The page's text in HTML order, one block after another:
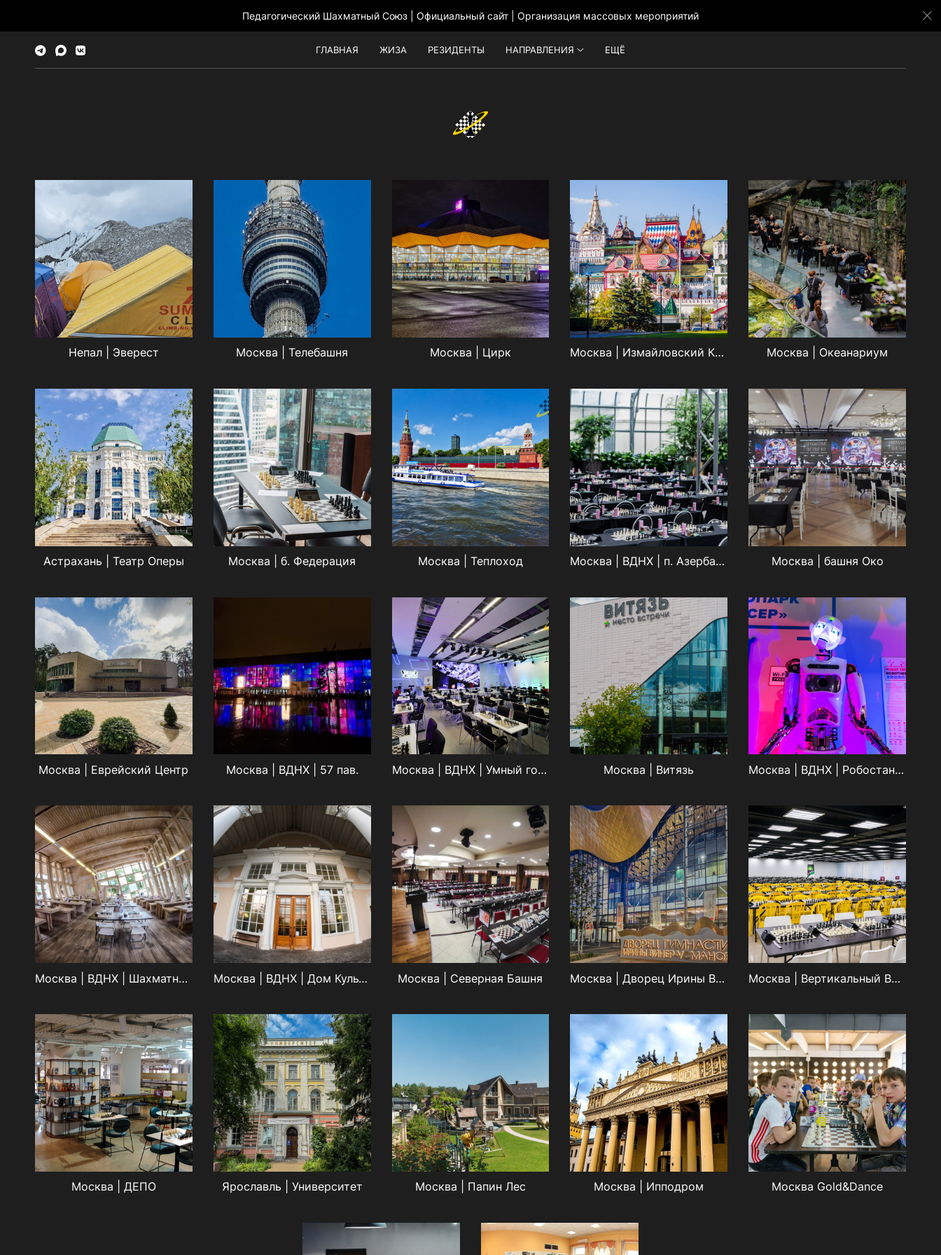
ГЛАВНАЯ ЖИЗА РЕЗИДЕНТЫ НАПРАВЛЕНИЯ ЕЩЁ
Непал | Эверест Москва | Телебашня Москва | Цирк Москва | Измайловский Кремль Москва | Океанариум
Астрахань | Театр Оперы Москва | б. Федерация Москва | Теплоход Москва | ВДНХ | п. Азербайджан Москва | башня Око
Москва | Еврейский Центр Москва | ВДНХ | 57 пав. Москва | ВДНХ | Умный город Москва | Витязь Москва | ВДНХ | Робостанция
Москва | ВДНХ | Шахматный пав. Москва | ВДНХ | Дом Культуры Москва | Северная Башня Москва | Дворец Ирины Виннер Москва | Вертикальный Взлёт
Москва | ДЕПО Ярославль | Университет Москва | Папин Лес Москва | Ипподром Москва Gold&Dance
Педагогический Шахматный Союз | Официальный сайт | Организация массовых мероприятий